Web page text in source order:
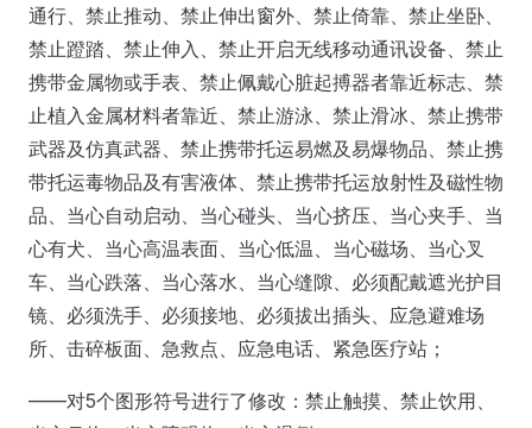
通行、禁止推动、禁止伸出窗外、禁止倚靠、禁止坐卧、
禁止蹬踏、禁止伸入、禁止开启无线移动通讯设备、禁止
携带金属物或手表、禁止佩戴心脏起搏器者靠近标志、禁
止植入金属材料者靠近、禁止游泳、禁止滑冰、禁止携带
武器及仿真武器、禁止携带托运易燃及易爆物品、禁止携
带托运毒物品及有害液体、禁止携带托运放射性及磁性物
品、当心自动启动、当心碰头、当心挤压、当心夹手、当
心有犬、当心高温表面、当心低温、当心磁场、当心叉
车、当心跌落、当心落水、当心缝隙、必须配戴遮光护目
镜、必须洗手、必须接地、必须拔出插头、应急避难场
所、击碎板面、急救点、应急电话、紧急医疗站；
——对5个图形符号进行了修改：禁止触摸、禁止饮用、